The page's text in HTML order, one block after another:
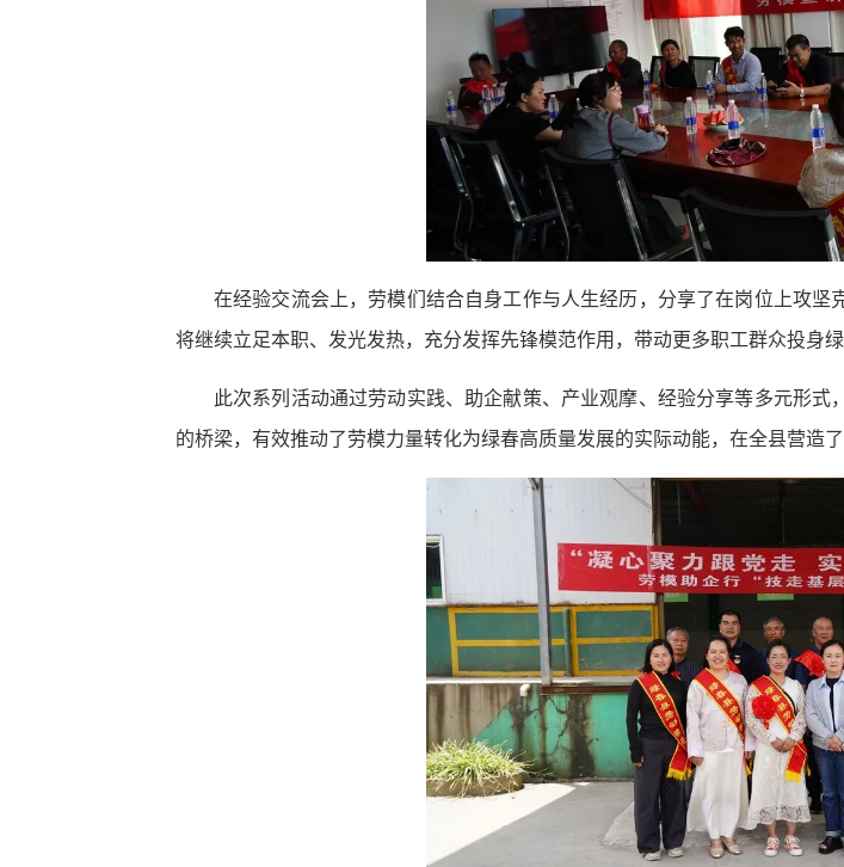
在经验交流会上，劳模们结合自身工作与人生经历，分享了在岗位上攻
将继续立足本职、发光发热，充分发挥先锋模范作用，带动更多职工群众投身
此次系列活动通过劳动实践、助企献策、产业观摩、经验分享等多元形
的桥梁，有效推动了劳模力量转化为绿春高质量发展的实际动能，在全县营造